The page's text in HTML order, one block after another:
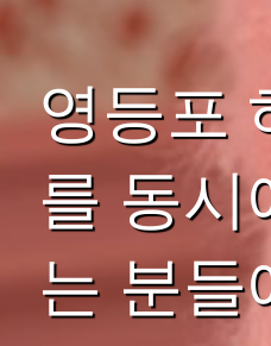
영등포
를 동시
는 분들